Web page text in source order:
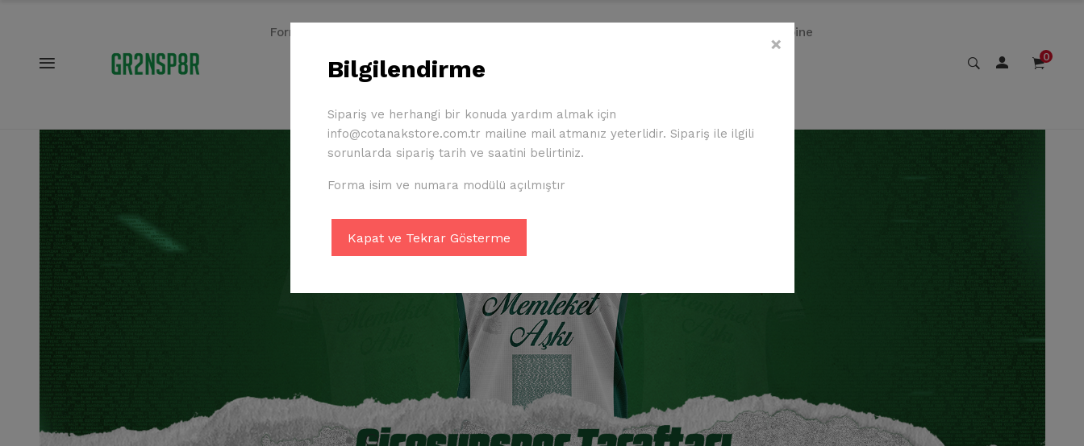
Formalar Kombine
0
Bilgilendirme
×
Sipariş ve herhangi bir konuda yardım almak için
info@cotanakstore.com.tr mailine mail atmanız yeterlidir. Sipariş ile ilgili
sorunlarda sipariş tarih ve saatini belirtiniz.
Forma isim ve numara modülü açılmıştır